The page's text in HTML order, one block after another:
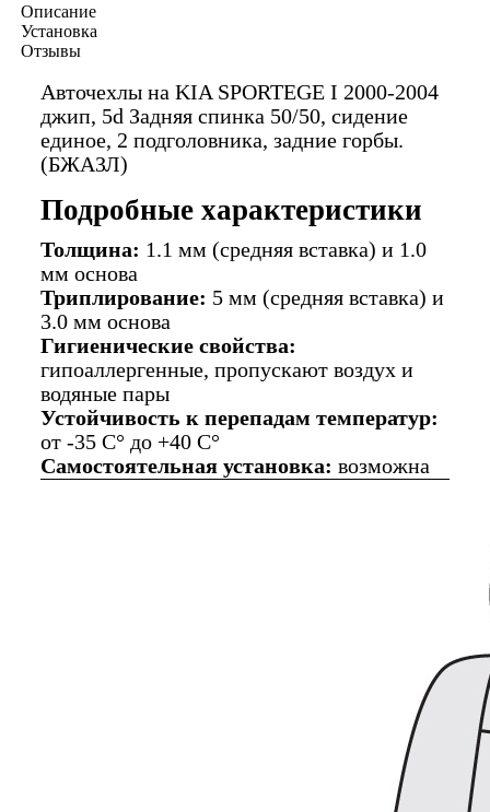
Описание
Установка
Отзывы
Авточехлы на KIA SPORTEGE I 2000-2004
джип, 5d Задняя спинка 50/50, сидение
единое, 2 подголовника, задние горбы.
(БЖАЗЛ)
Подробные характеристики
Толщина: 1.1 мм (средняя вставка) и 1.0
мм основа
Триплирование: 5 мм (средняя вставка) и
3.0 мм основа
Гигиенические свойства:
гипоаллергенные, пропускают воздух и
водяные пары
Устойчивость к перепадам температур:
от -35 C° до +40 C°
Самостоятельная установка: возможна